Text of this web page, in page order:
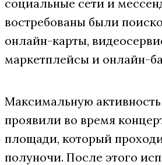
социальные сети и
востребованы были
онлайн-карты,
маркетплейсы и онлайн-
Максимальную
проявили во время
площади, который
полуночи. После этого